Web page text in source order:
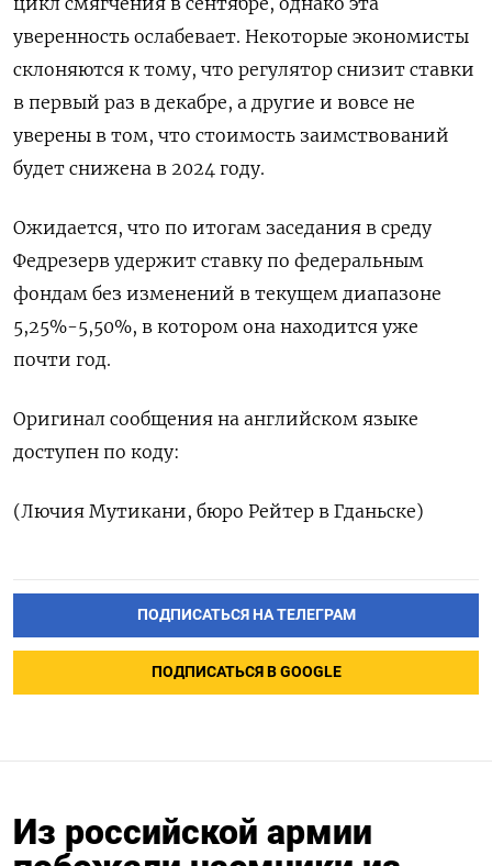
уверенность ослабевает. Некоторые экономисты
склоняются к тому, что регулятор снизит ставки
в первый раз в декабре, а другие и вовсе не
уверены в том, что стоимость заимствований
будет снижена в 2024 году.
Ожидается, что по итогам заседания в среду
Федрезерв удержит ставку по федеральным
фондам без изменений в текущем диапазоне
5,25%-5,50%, в котором она находится уже
почти год.
Оригинал сообщения на английском языке
доступен по коду:
(Лючия Мутикани, бюро Рейтер в Гданьске)
ПОДПИСАТЬСЯ НА ТЕЛЕГРАМ
ПОДПИСАТЬСЯ В GOOGLE
Из российской армии